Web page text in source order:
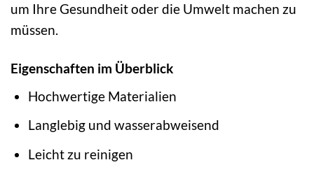
um Ihre Gesundheit oder die Umwelt machen zu
müssen.
Eigenschaften im Überblick
Hochwertige Materialien
Langlebig und wasserabweisend
Leicht zu reinigen